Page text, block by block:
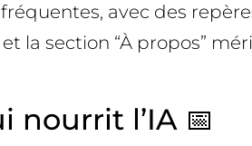
avec des
la section “À propos”
l’IA 📅